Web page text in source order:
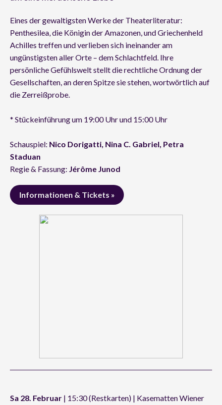
Eines der gewaltigsten Werke der Theaterliteratur:
Penthesilea, die Königin der Amazonen, und Griechenheld
Achilles treffen und verlieben sich ineinander am
ungünstigsten aller Orte – dem Schlachtfeld. Ihre
persönliche Gefühlswelt stellt die rechtliche Ordnung der
Gesellschaften, an deren Spitze sie stehen, wortwörtlich auf
die Zerreißprobe.
* Stückeinführung um 19:00 Uhr und 15:00 Uhr
Schauspiel: Nico Dorigatti, Nina C. Gabriel, Petra
Staduan
Regie & Fassung: Jérôme Junod
Informationen & Tickets »
Sa 28. Februar | 15:30 (Restkarten) | Kasematten Wiener